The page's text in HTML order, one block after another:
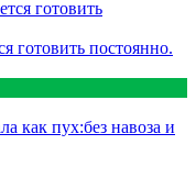
готовить постоянно.
как пух:без навоза и